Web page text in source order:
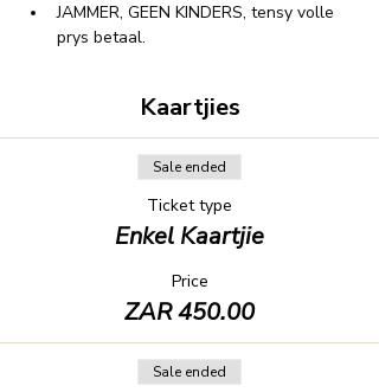
JAMMER, GEEN KINDERS, tensy volle
prys betaal.
Kaartjies
Sale ended
Ticket type
Enkel Kaartjie
Price
ZAR 450.00
Sale ended